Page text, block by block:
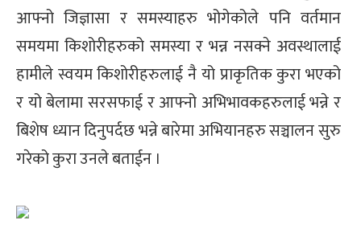
आफ्नो जिज्ञासा र समस्याहरु भोगेकोले पनि वर्तमान
समयमा किशोरीहरुको समस्या र भन्न नसक्ने अवस्थालाई
हामीले स्वयम किशोरीहरुलाई नै यो प्राकृतिक कुरा भएको
र यो बेलामा सरसफाई र आफ्नो अभिभावकहरुलाई भन्ने र
बिशेष ध्यान दिनुपर्दछ भन्ने बारेमा अभियानहरु सञ्चालन सुरु
गरेको कुरा उनले बताईन ।